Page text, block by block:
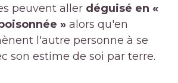
peuvent aller déguisé en «
» alors qu'en
l'autre personne à se
son estime de soi par terre.